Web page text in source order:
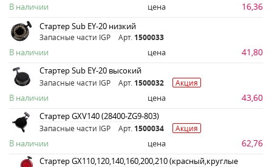
В наличии цена 16,36
Стартер Sub EY-20 низкий
Запасные части IGP Арт. 1500033
В наличии цена 41,80
Стартер Sub EY-20 высокий
Запасные части IGP Арт. 1500032 Акция
В наличии цена 43,60
Стартер GXV140 (28400-ZG9-803)
Запасные части IGP Арт. 1500034 Акция
В наличии цена 62,76
Стартер GX110,120,140,160,200,210 (красный,круглые